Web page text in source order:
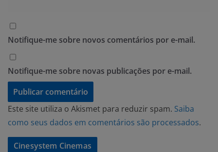
Notifique-me sobre novos comentários por e-mail.
Notifique-me sobre novas publicações por e-mail.
Este site utiliza o Akismet para reduzir spam. Saiba
como seus dados em comentários são processados.
Cinesystem Cinemas